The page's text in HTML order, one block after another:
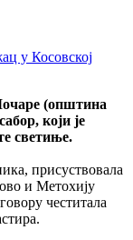
(општина
који је
светиње.
присуствовала
и Метохију
честитала